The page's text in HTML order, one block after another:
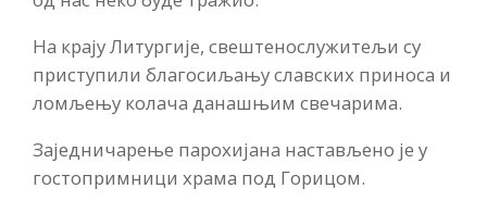
На крају Литургије, свештенослужитељи су
приступили благосиљању славских приноса и
ломљењу колача данашњим свечарима.
Заједничарење парохијана настављено је у
гостопримници храма под Горицом.